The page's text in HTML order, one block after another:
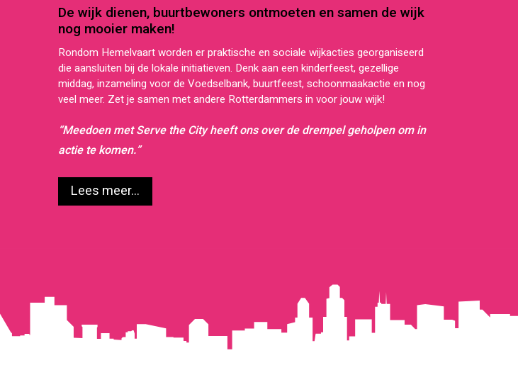
De wijk dienen, buurtbewoners ontmoeten en samen de wijk
nog mooier maken!
Rondom Hemelvaart worden er praktische en sociale wijkacties georganiseerd
die aansluiten bij de lokale initiatieven. Denk aan een kinderfeest, gezellige
middag, inzameling voor de Voedselbank, buurtfeest, schoonmaakactie en nog
veel meer. Zet je samen met andere Rotterdammers in voor jouw wijk!
“Meedoen met Serve the City heeft ons over de drempel geholpen om in
actie te komen.”
Lees meer...